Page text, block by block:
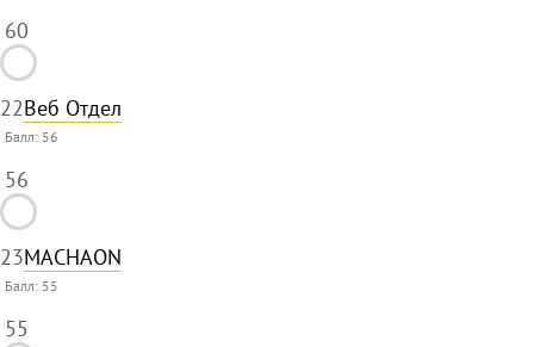
60
22Веб Отдел
Балл: 56
56
23MACHAON
Балл: 55
55